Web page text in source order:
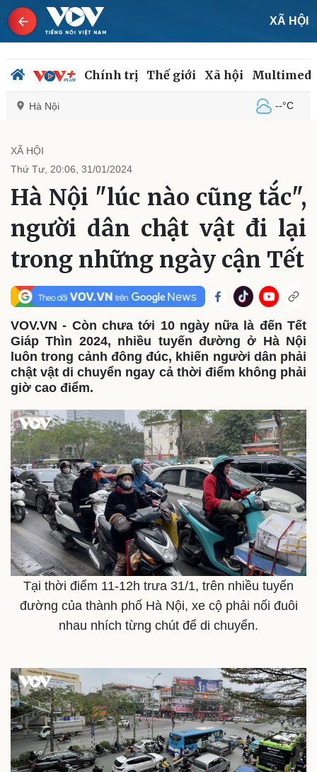
XÃ HỘI
Chính trị Thế giới Xã hội
Hà Nội --°C
Chính trị
Đảng
Tổ chức nhân sự
Quốc hội
Nhận diện sự thật
Tin 24h
Dự báo thời tiết
Giáo dục
Dấu ấn VOV
Việc làm
Biển đảo
Cuộc sống đó đây
Hồ sơ
Ảnh
E-Magazine
Infographic
XÃ HỘI
Thứ Tư, 20:06, 31/01/2024
Hà Nội "lúc nào cũng tắc",
người dân chật vật đi lại
trong những ngày cận Tết
VOV.VN - Còn chưa tới 10 ngày nữa là đến Tết
Giáp Thìn 2024, nhiều tuyến đường ở Hà Nội
luôn trong cảnh đông đúc, khiến người dân phải
chật vật di chuyển ngay cả thời điểm không phải
giờ cao điểm.
Tại thời điểm 11-12h trưa 31/1, trên nhiều tuyến
đường của thành phố Hà Nội, xe cộ phải nối đuôi
nhau nhích từng chút để di chuyển.